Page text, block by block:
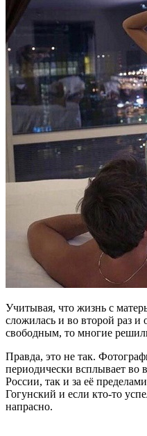
Учитывая, что жизнь с
сложилась и во второй раз и
свободным, то многие
Правда, это не так.
периодически всплывает во
России, так и за её
Гогунский и если кто-то
напрасно.